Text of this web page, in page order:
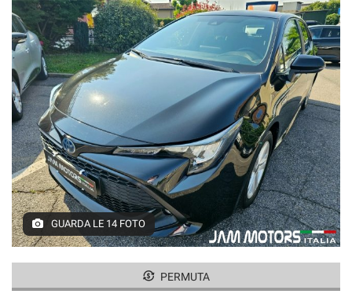
ASSISTENZA
CONTATTI
NEWS
GUARDA LE 14 FOTO
PERMUTA